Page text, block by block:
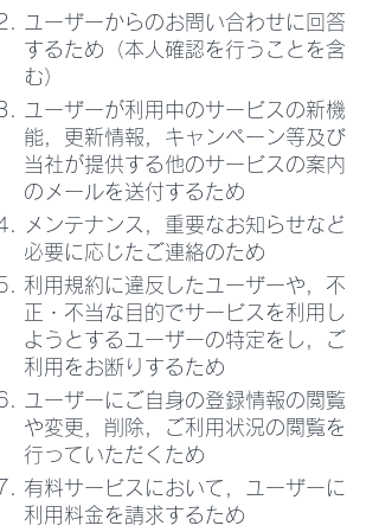
ユーザーからのお問い合わせに回答
するため（本人確認を行うことを含
む）
ユーザーが利用中のサービスの新機
能，更新情報，キャンペーン等及び
当社が提供する他のサービスの案内
のメールを送付するため
メンテナンス，重要なお知らせなど
必要に応じたご連絡のため
利用規約に違反したユーザーや，不
正・不当な目的でサービスを利用し
ようとするユーザーの特定をし，ご
利用をお断りするため
ユーザーにご自身の登録情報の閲覧
や変更，削除，ご利用状況の閲覧を
行っていただくため
有料サービスにおいて，ユーザーに
利用料金を請求するため